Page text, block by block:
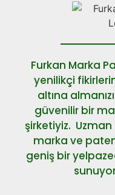
Furkan Marka
yenilikçi
altına
güvenilir bir
şirketiyiz.
marka ve
geniş bir